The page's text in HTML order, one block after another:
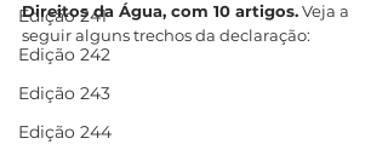
Edição 241
Edição 242
Edição 243
Edição 244
Direitos da Água, com 10 artigos. Veja a
seguir alguns trechos da declaração: